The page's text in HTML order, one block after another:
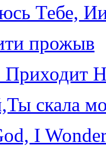
Тебе,
прожыв
скала
I